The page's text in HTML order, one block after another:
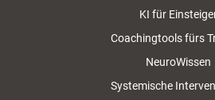
KI für
Coachingtools fürs
NeuroWissen
Systemische